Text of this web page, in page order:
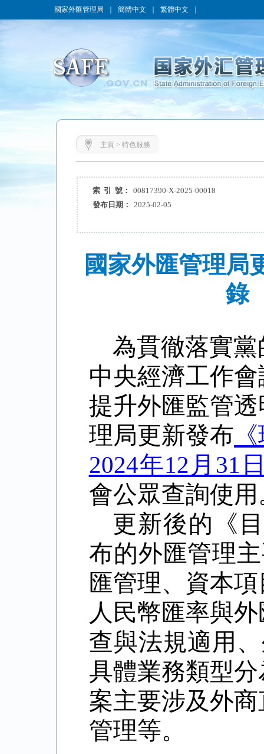
國家外匯管理局 簡體中文 繁體中文
主頁 > 特色服務
索 引 號：
00817390-X-2025-00018
發布日期：
2025-02-05
國家外匯管理局
錄
為貫徹落實
中央經濟工作
提升外匯監管
理局更新發布
2024年12 月 31
會公眾查詢使用
更新後的《
布的外匯管理
匯管理、資本
人民幣匯率與
查與法規適用
具體業務類型
案主要涉及外
管理等。